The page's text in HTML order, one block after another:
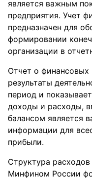
является важным
предприятия. Учет
предназначен для
формировании
организации в
Отчет о финансовых
результаты
период и
доходы и расходы,
балансом является
информации для
прибыли.
Структура
Минфином России